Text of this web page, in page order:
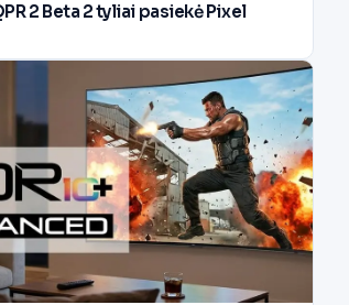
2 Beta 2 tyliai pasiekė Pixel